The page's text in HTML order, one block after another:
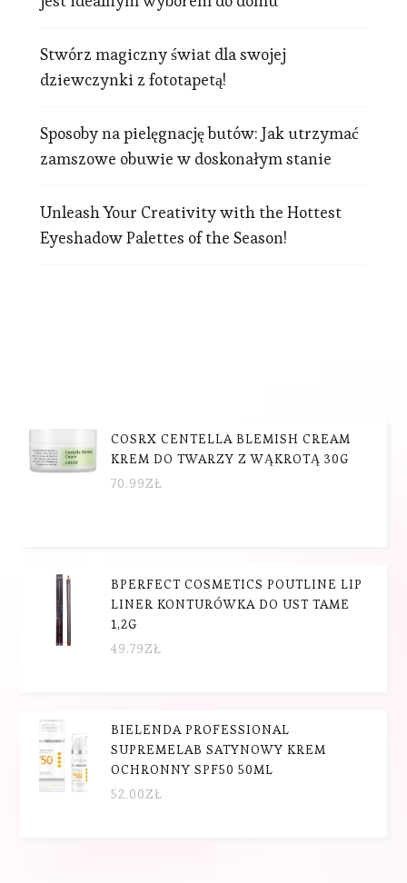
Stwórz magiczny świat dla swojej
dziewczynki z fototapetą!
Sposoby na pielęgnację butów: Jak utrzymać
zamszowe obuwie w doskonałym stanie
Unleash Your Creativity with the Hottest
Eyeshadow Palettes of the Season!
COSRX CENTELLA BLEMISH CREAM
KREM DO TWARZY Z WĄKROTĄ 30G
70.99ZŁ
BPERFECT COSMETICS POUTLINE LIP
LINER KONTURÓWKA DO UST TAME
1,2G
49.79ZŁ
BIELENDA PROFESSIONAL
SUPREMELAB SATYNOWY KREM
OCHRONNY SPF50 50ML
52.00ZŁ